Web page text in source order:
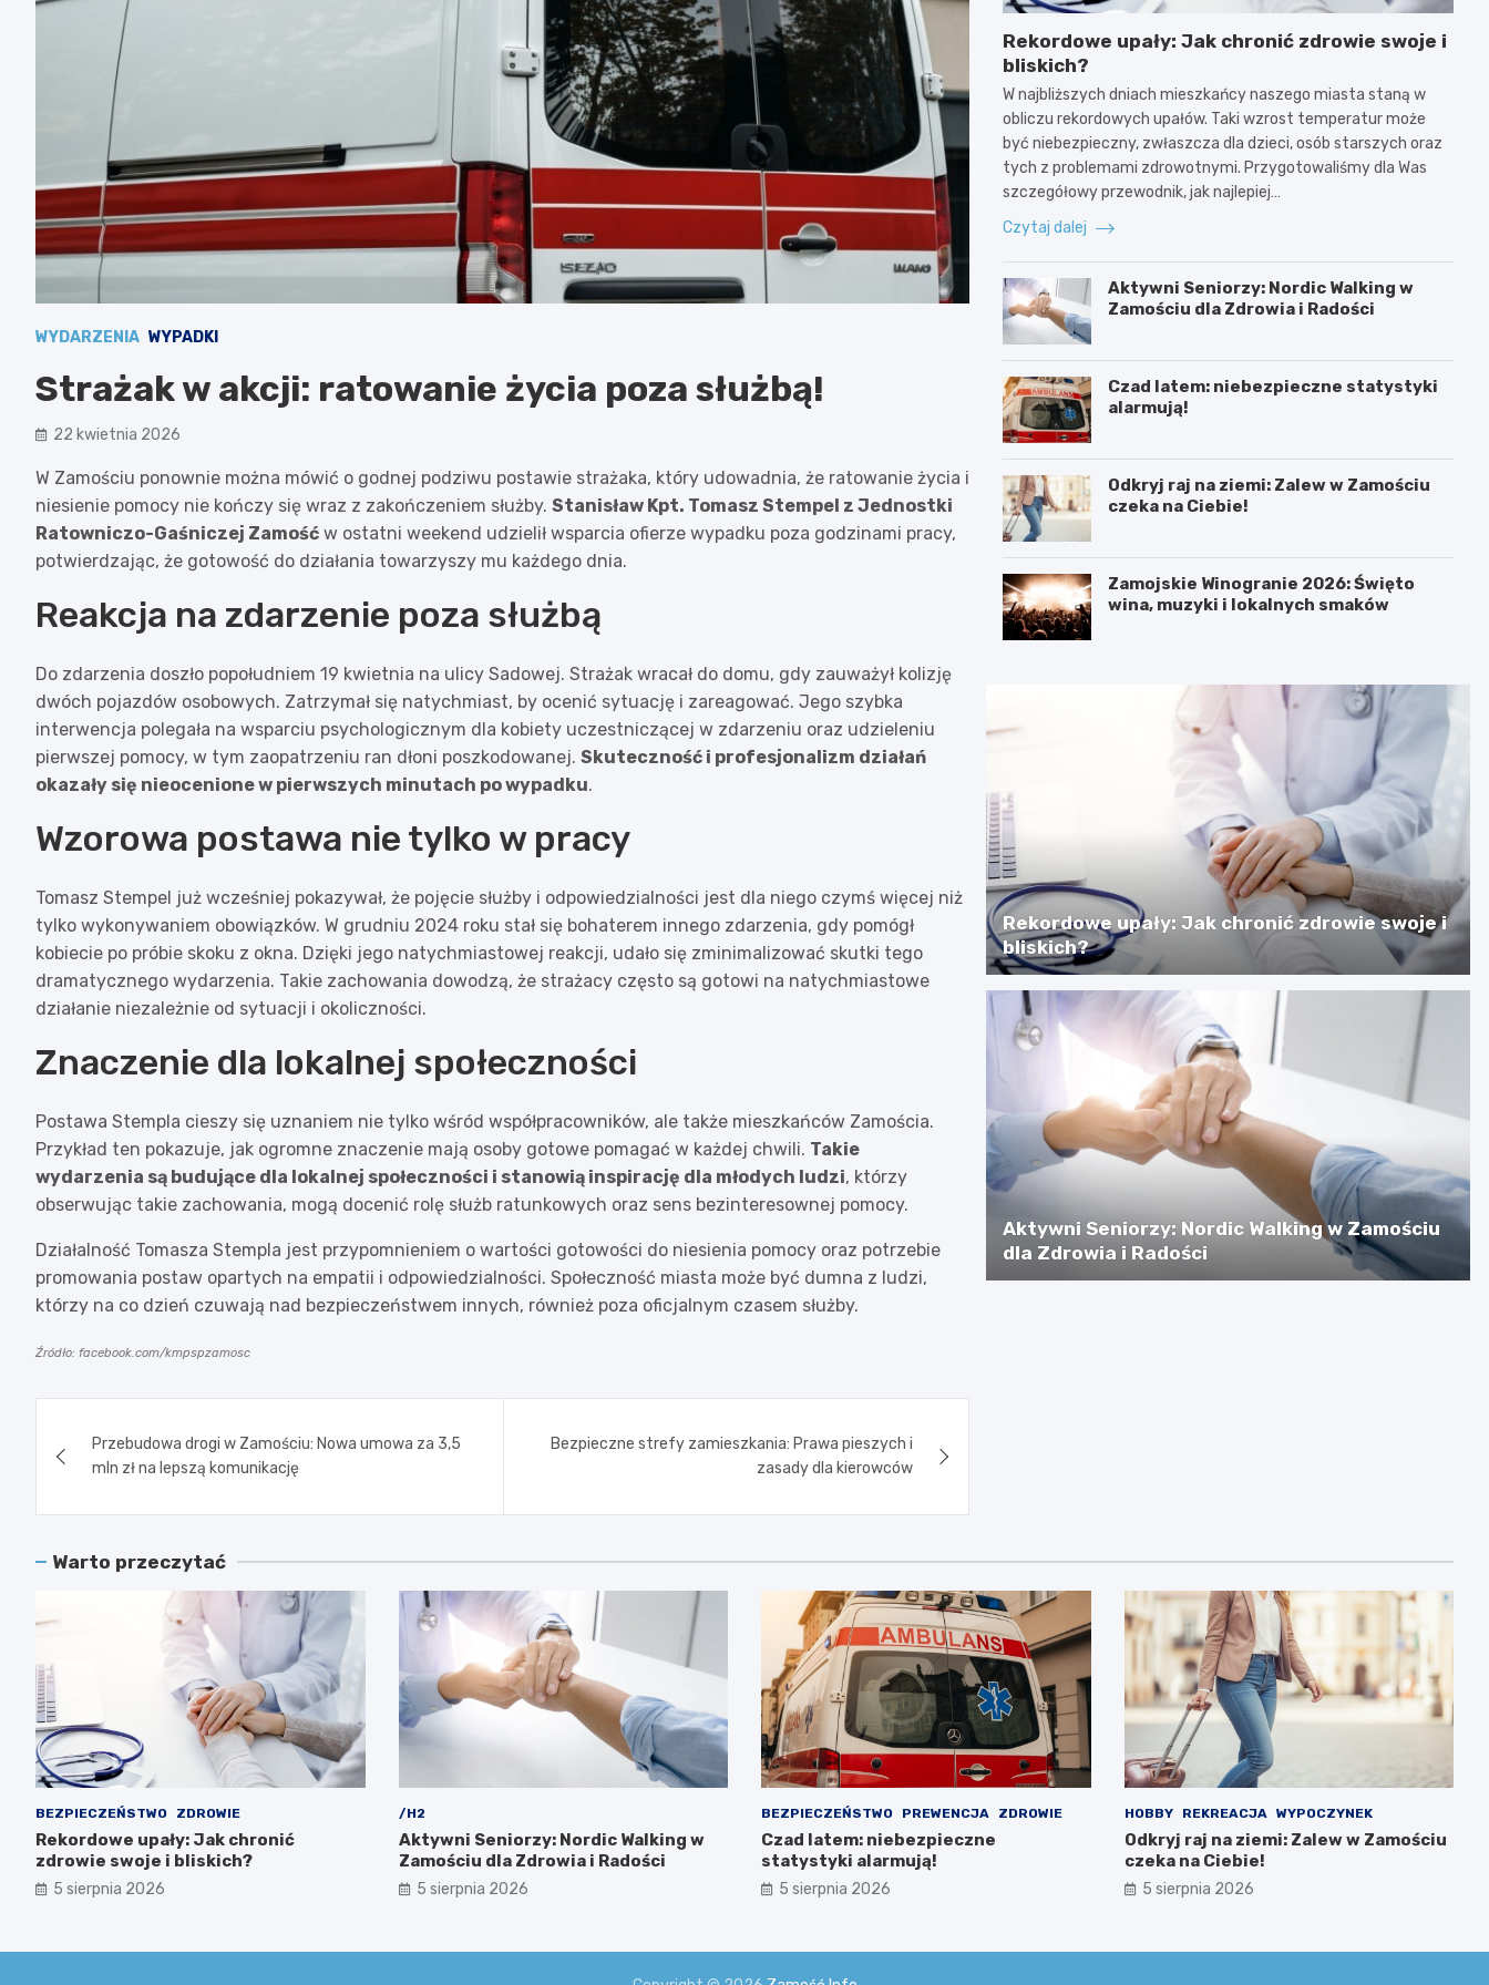
WYDARZENIA WYPADKI
Strażak w akcji: ratowanie życia poza służbą!
22 kwietnia 2026
W Zamościu ponownie można mówić o godnej podziwu postawie strażaka, który udowadnia, że ratowanie życia i
niesienie pomocy nie kończy się wraz z zakończeniem służby. Stanisław Kpt. Tomasz Stempel z Jednostki
Ratowniczo-Gaśniczej Zamość w ostatni weekend udzielił wsparcia ofierze wypadku poza godzinami pracy,
potwierdzając, że gotowość do działania towarzyszy mu każdego dnia.
Reakcja na zdarzenie poza służbą
Do zdarzenia doszło popołudniem 19 kwietnia na ulicy Sadowej. Strażak wracał do domu, gdy zauważył kolizję
dwóch pojazdów osobowych. Zatrzymał się natychmiast, by ocenić sytuację i zareagować. Jego szybka
interwencja polegała na wsparciu psychologicznym dla kobiety uczestniczącej w zdarzeniu oraz udzieleniu
pierwszej pomocy, w tym zaopatrzeniu ran dłoni poszkodowanej. Skuteczność i profesjonalizm działań
okazały się nieocenione w pierwszych minutach po wypadku.
Wzorowa postawa nie tylko w pracy
Tomasz Stempel już wcześniej pokazywał, że pojęcie służby i odpowiedzialności jest dla niego czymś więcej niż
tylko wykonywaniem obowiązków. W grudniu 2024 roku stał się bohaterem innego zdarzenia, gdy pomógł
kobiecie po próbie skoku z okna. Dzięki jego natychmiastowej reakcji, udało się zminimalizować skutki tego
dramatycznego wydarzenia. Takie zachowania dowodzą, że strażacy często są gotowi na natychmiastowe
działanie niezależnie od sytuacji i okoliczności.
Znaczenie dla lokalnej społeczności
Postawa Stempla cieszy się uznaniem nie tylko wśród współpracowników, ale także mieszkańców Zamościa.
Przykład ten pokazuje, jak ogromne znaczenie mają osoby gotowe pomagać w każdej chwili. Takie
wydarzenia są budujące dla lokalnej społeczności i stanowią inspirację dla młodych ludzi, którzy
obserwując takie zachowania, mogą docenić rolę służb ratunkowych oraz sens bezinteresownej pomocy.
Działalność Tomasza Stempla jest przypomnieniem o wartości gotowości do niesienia pomocy oraz potrzebie
promowania postaw opartych na empatii i odpowiedzialności. Społeczność miasta może być dumna z ludzi,
którzy na co dzień czuwają nad bezpieczeństwem innych, również poza oficjalnym czasem służby.
Źródło: facebook.com/kmpspzamosc
wpisuPrzebudowa drogi w Zamościu: Nowa umowa za 3,5
mln zł na lepszą komunikację
Bezpieczne strefy zamieszkania: Prawa pieszych i
zasady dla kierowców
Rekordowe upały: Jak chronić zdrowie swoje i
bliskich?
W najbliższych dniach mieszkańcy naszego miasta staną w
obliczu rekordowych upałów. Taki wzrost temperatur może
być niebezpieczny, zwłaszcza dla dzieci, osób starszych oraz
tych z problemami zdrowotnymi. Przygotowaliśmy dla Was
szczegółowy przewodnik, jak najlepiej…
Czytaj dalej
Aktywni Seniorzy: Nordic Walking w
Zamościu dla Zdrowia i Radości
Czad latem: niebezpieczne statystyki
alarmują!
Odkryj raj na ziemi: Zalew w Zamościu
czeka na Ciebie!
Zamojskie Winogranie 2026: Święto
wina, muzyki i lokalnych smaków
Rekordowe upały: Jak chronić zdrowie swoje i
bliskich?
Aktywni Seniorzy: Nordic Walking w Zamościu
dla Zdrowia i Radości
Warto przeczytać
BEZPIECZEŃSTWO ZDROWIE
Rekordowe upały: Jak chronić
zdrowie swoje i bliskich?
5 sierpnia 2026
/H2
Aktywni Seniorzy: Nordic Walking w
Zamościu dla Zdrowia i Radości
5 sierpnia 2026
BEZPIECZEŃSTWO PREWENCJA ZDROWIE
Czad latem: niebezpieczne
statystyki alarmują!
5 sierpnia 2026
HOBBY REKREACJA WYPOCZYNEK
Odkryj raj na ziemi: Zalew w Zamościu
czeka na Ciebie!
5 sierpnia 2026